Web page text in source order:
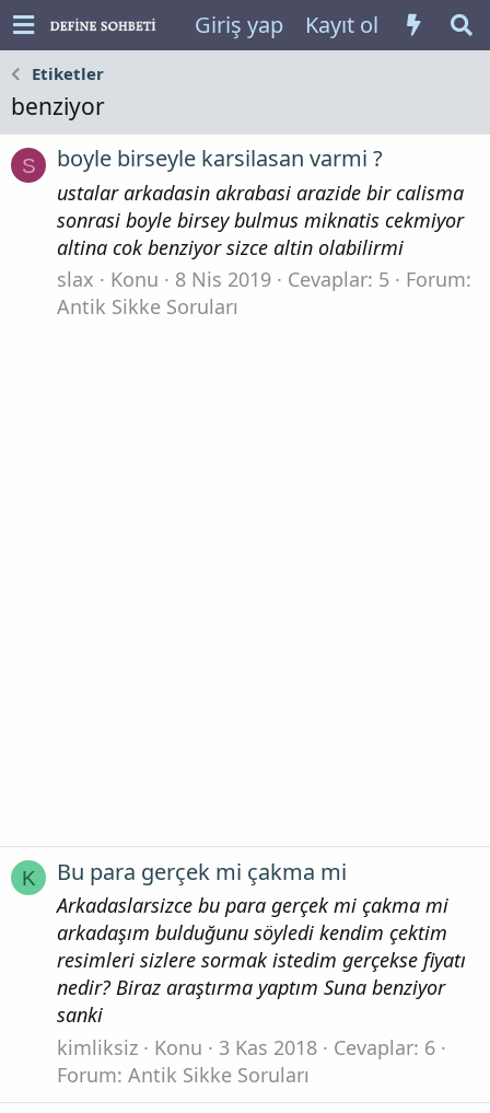
Giriş yap Kayıt ol
Etiketler
benziyor
S boyle birseyle karsilasan varmi ?
ustalar arkadasin akrabasi arazide bir calisma
sonrasi boyle birsey bulmus miknatis cekmiyor
altina cok benziyor sizce altin olabilirmi
slax
Konu 8 Nis 2019 Cevaplar: 5
Forum:
Antik Sikke Soruları
K Bu para gerçek mi çakma mi
Arkadaslarsizce bu para gerçek mi çakma mi
arkadaşım bulduğunu söyledi kendim çektim
resimleri sizlere sormak istedim gerçekse fiyatı
nedir? Biraz araştırma yaptım Suna benziyor
sanki
kimliksiz
Konu 3 Kas 2018
Cevaplar: 6
Forum: Antik Sikke Soruları